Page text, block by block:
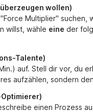
wollen)
Multiplier" suchen,
willst, wähle eine der
Talente)
auf. Stell dir vor, du
aufzählen, sondern
einen Prozess